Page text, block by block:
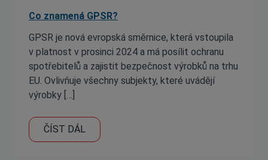
Co znamená GPSR?
GPSR je nová evropská směrnice, která vstoupila
v platnost v prosinci 2024 a má posílit ochranu
spotřebitelů a zajistit bezpečnost výrobků na trhu
EU. Ovlivňuje všechny subjekty, které uvádějí
výrobky […]
ČÍST DÁL